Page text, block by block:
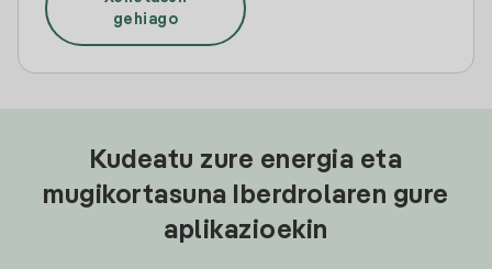
gehiago
Kudeatu zure energia eta
mugikortasuna Iberdrolaren gure
aplikazioekin